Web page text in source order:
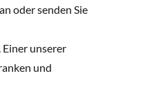
oder senden Sie
unserer
und